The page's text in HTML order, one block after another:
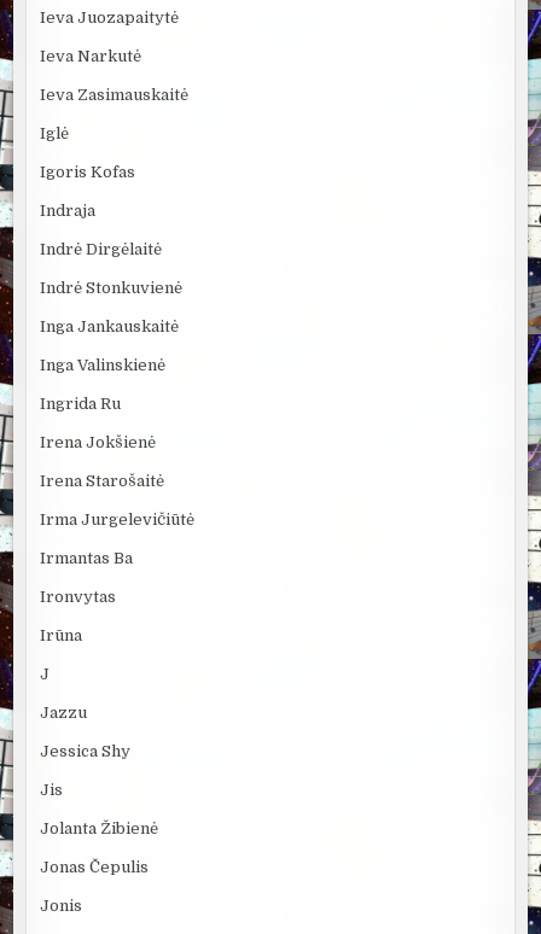
Ieva Juozapaitytė
Ieva Narkutė
Ieva Zasimauskaitė
Iglė
Igoris Kofas
Indraja
Indrė Dirgėlaitė
Indrė Stonkuvienė
Inga Jankauskaitė
Inga Valinskienė
Ingrida Ru
Irena Jokšienė
Irena Starošaitė
Irma Jurgelevičiūtė
Irmantas Ba
Ironvytas
Irūna
J
Jazzu
Jessica Shy
Jis
Jolanta Žibienė
Jonas Čepulis
Jonis